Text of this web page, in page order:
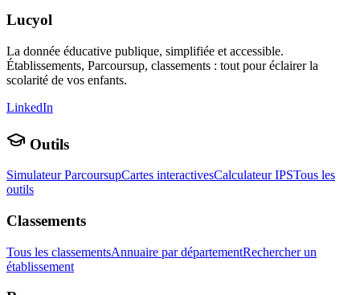
Lucyol
La donnée éducative publique, simplifiée et accessible.
Établissements, Parcoursup, classements : tout pour éclairer la
scolarité de vos enfants.
LinkedIn
Outils
Simulateur ParcoursupCartes interactivesCalculateur IPSTous les
outils
Classements
Tous les classementsAnnuaire par départementRechercher un
établissement